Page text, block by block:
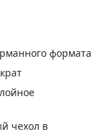
формата
чехол в